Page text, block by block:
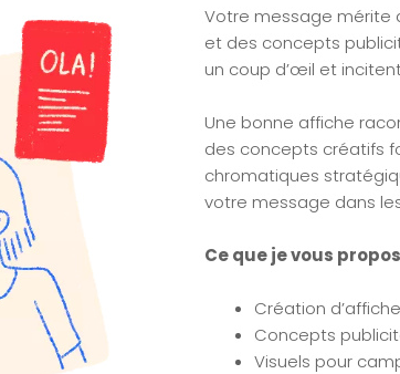
Votre message mérite
et des concepts
un coup d’œil et
Une bonne affiche
des concepts créatifs
chromatiques
votre message dans
Ce que je vous
Création
Concepts
Visuels pour